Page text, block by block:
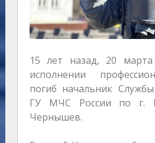
15 лет назад, 20
исполнении
погиб начальник
ГУ МЧС России по г.
Чернышев.